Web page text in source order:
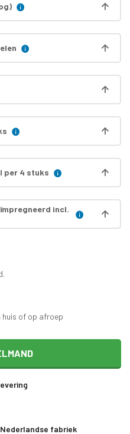
per 4 stuks
incl.
huis of op afroep
fabriek